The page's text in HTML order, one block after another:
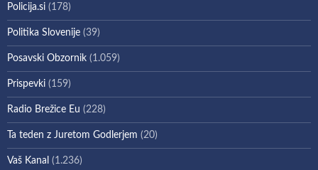
Policija.si (178)
Politika Slovenije (39)
Posavski Obzornik (1.059)
Prispevki (159)
Radio Brežice Eu (228)
Ta teden z Juretom Godlerjem (20)
Vaš Kanal (1.236)